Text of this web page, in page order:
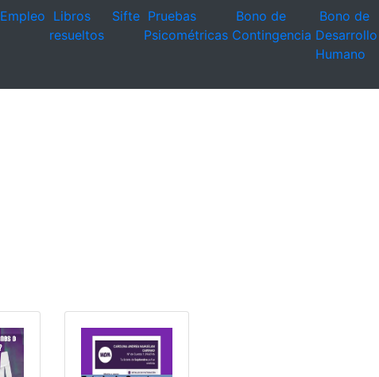
Empleo Libros
resueltos
Sifte Pruebas
Psicométricas
Bono de
Contingencia
Bono de
Desarrollo
Humano